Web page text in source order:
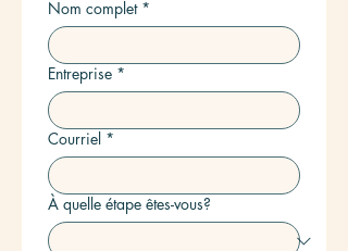
Nom complet *
Entreprise *
Courriel *
À quelle étape êtes-vous?